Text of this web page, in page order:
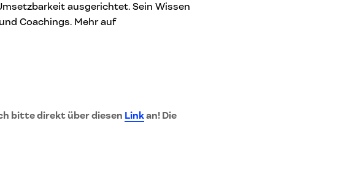
ausgerichtet. Sein Wissen
Coachings. Mehr auf
bitte direkt über diesen Linkan! Die